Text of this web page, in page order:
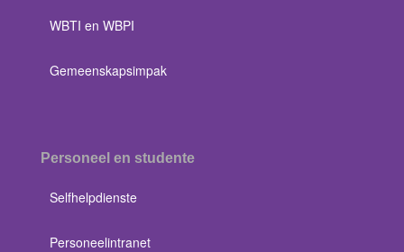
WBTI en WBPI
Gemeenskapsimpak
Personeel en studente
Selfhelpdienste
Personeelintranet